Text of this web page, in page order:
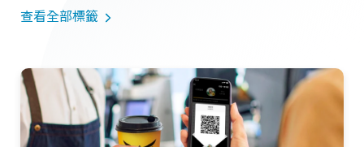
查看全部標籤